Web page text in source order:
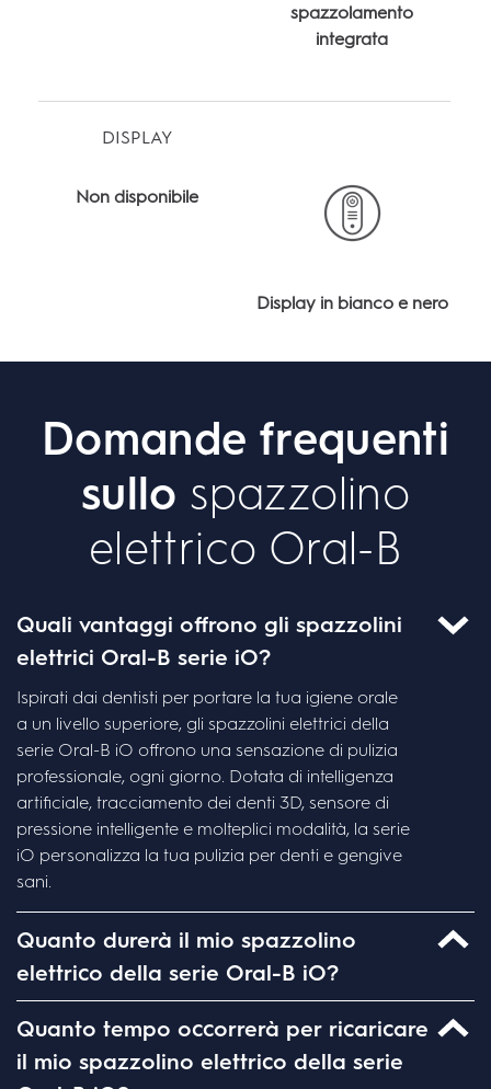
spazzolamento
integrata
DISPLAY
Non disponibile
Display in bianco e nero
Domande frequenti
sullo spazzolino
elettrico Oral-B
Quali vantaggi offrono gli spazzolini
elettrici Oral-B serie iO?
Ispirati dai dentisti per portare la tua igiene orale
a un livello superiore, gli spazzolini elettrici della
serie Oral-B iO offrono una sensazione di pulizia
professionale, ogni giorno. Dotata di intelligenza
artificiale, tracciamento dei denti 3D, sensore di
pressione intelligente e molteplici modalità, la serie
iO personalizza la tua pulizia per denti e gengive
sani.
Quanto durerà il mio spazzolino
elettrico della serie Oral-B iO?
elettrici Oral-B serie iO è più lunga, se registri
dispositivo, offriamo fino a 3 anni di garanzia. Le
Quanto tempo occorrerà per ricaricare
il mio spazzolino elettrico della serie